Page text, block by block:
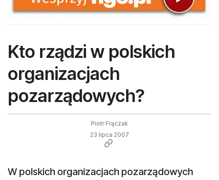
Kto rządzi w polskich
organizacjach
pozarządowych?
Piotr Frączak
23 lipca 2007
W polskich organizacjach pozarządowych